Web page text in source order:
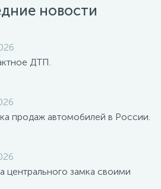
новости
ДТП.
продаж автомобилей в России.
центрального замка своими